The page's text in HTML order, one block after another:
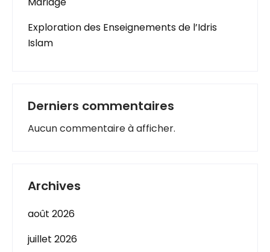
Exploration des Enseignements de l’Idris
Islam
Derniers commentaires
Aucun commentaire à afficher.
Archives
août 2026
juillet 2026